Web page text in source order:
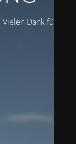
Dank für Ihre